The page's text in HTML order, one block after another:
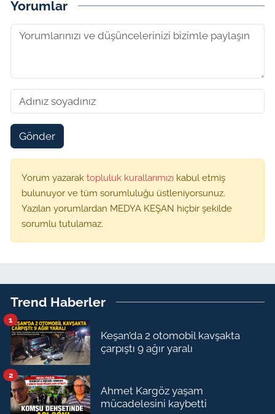
Yorumlar
Gönder
Yorum yazarak topluluk kurallarımızı kabul etmiş
bulunuyor ve tüm sorumluluğu üstleniyorsunuz.
Yazılan yorumlardan MEDYA KEŞAN hiçbir şekilde
sorumlu tutulamaz.
Trend Haberler
Keşan’da 2 otomobil kavşakta
çarpıştı 9 ağır yaralı
1
Ahmet Kargöz yaşam
mücadelesini kaybetti
2